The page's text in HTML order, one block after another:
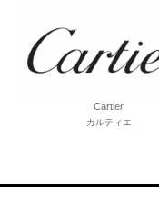
Cartier
カルティエ